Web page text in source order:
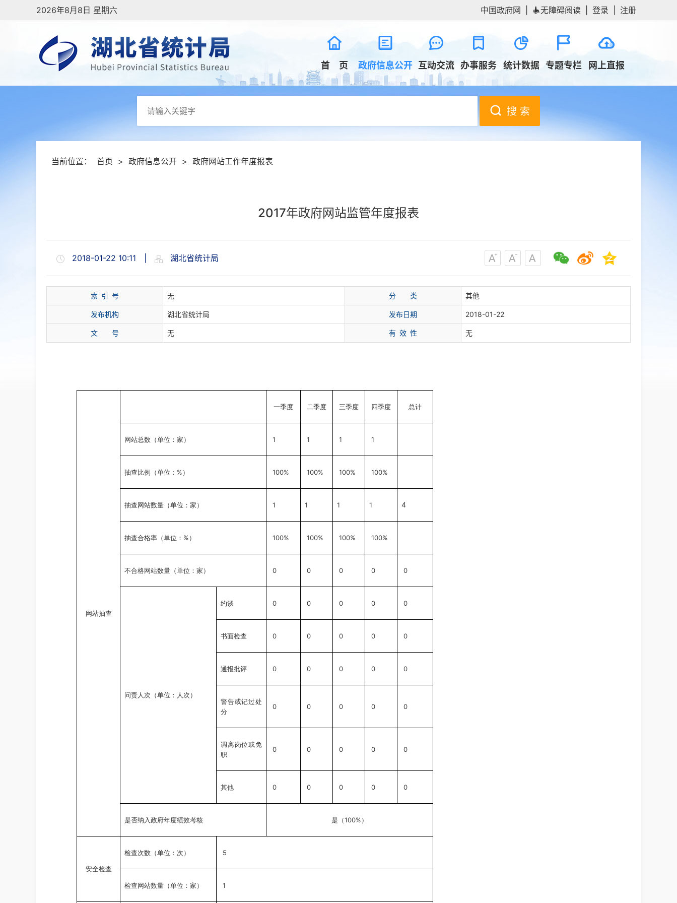
2026年8月8日 星期六 中国政府网 无障碍阅读 登录 注册
首 页 政府信息公开 互动交流 办事服务 统计数据 专题专栏 网上直报
搜 索
当前位置： 首页 > 政府信息公开 > 政府网站工作年度报表
2017年政府网站监管年度报表
2018-01-22 10:11 湖北省统计局
索 引 号 无 分 类 其他
发布机构 湖北省统计局 发布日期 2018-01-22
文 号 无 有 效 性 无
网站抽查
一季度 二季度 三季度 四季度 总计
网站总数（单位：家） 1 1 1 1
抽查比例（单位： % ） 100% 100% 100% 100%
抽查网站数量（单位：家） 1 1 1 1 4
抽查合格率（单位： % ） 100% 100% 100% 100%
不合格网站数量（单位：家） 0 0 0 0 0
问责人次（单位：人次）
约谈 0 0 0 0 0
书面检查 0 0 0 0 0
通报批评 0 0 0 0 0
警告或记过处
分
0 0 0 0 0
调离岗位或免
职
0 0 0 0 0
其他 0 0 0 0 0
是否纳入政府年度绩效考核 是（100% ）
安全检查
检查次数（单位：次） 5
检查网站数量（单位：家） 1